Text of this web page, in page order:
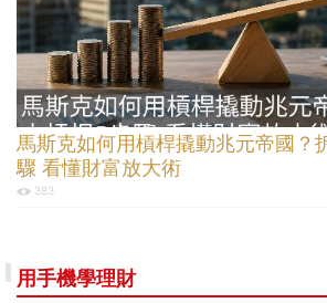
馬斯克如何用槓桿撬動兆元帝國？
驟 看懂財富放大術
383
用手機學理財